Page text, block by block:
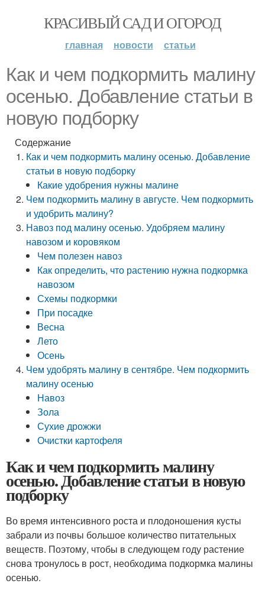
КРАСИВЫЙ САД И ОГОРОД
главная новости статьи
Как и чем подкормить малину
осенью. Добавление статьи в
новую подборку
Содержание
Как и чем подкормить малину осенью. Добавление
статьи в новую подборку
Какие удобрения нужны малине
Чем подкормить малину в августе. Чем подкормить
и удобрить малину?
Навоз под малину осенью. Удобряем малину
навозом и коровяком
Чем полезен навоз
Как определить, что растению нужна подкормка
навозом
Схемы подкормки
При посадке
Весна
Лето
Осень
Чем удобрять малину в сентябре. Чем подкормить
малину осенью
Навоз
Зола
Сухие дрожжи
Очистки картофеля
Как и чем подкормить малину
осенью. Добавление статьи в новую
подборку
Во время интенсивного роста и плодоношения кусты
забрали из почвы большое количество питательных
веществ. Поэтому, чтобы в следующем году растение
снова тронулось в рост, необходима подкормка малины
осенью.